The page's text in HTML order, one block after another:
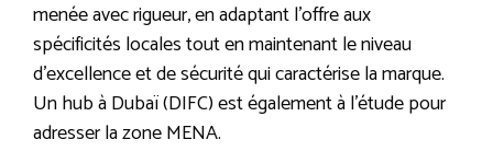
menée avec rigueur, en adaptant l’offre aux
spécificités locales tout en maintenant le niveau
d’excellence et de sécurité qui caractérise la marque.
Un hub à Dubaï (DIFC) est également à l’étude pour
adresser la zone MENA.